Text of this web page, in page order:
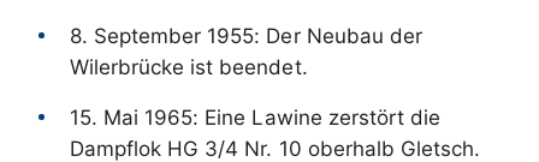
8. September 1955: Der Neubau der
Wilerbrücke ist beendet.
15. Mai 1965: Eine Lawine zerstört die
Dampflok HG 3/4 Nr. 10 oberhalb Gletsch.